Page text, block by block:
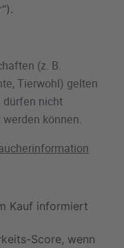
(z. B.
Tierwohl) gelten
dürfen nicht
können.
Kauf informiert
Score, wenn